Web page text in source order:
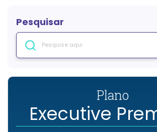
Pesquisar
Plano
Executive